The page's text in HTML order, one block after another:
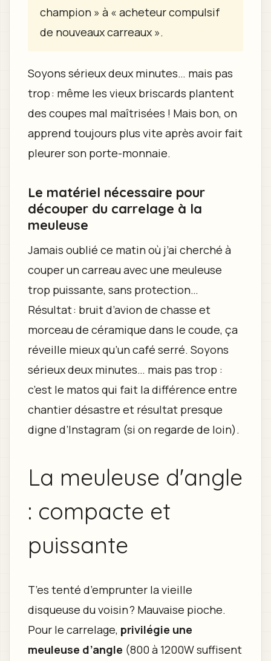
champion » à « acheteur compulsif
de nouveaux carreaux ».
Soyons sérieux deux minutes… mais pas
trop : même les vieux briscards plantent
des coupes mal maîtrisées ! Mais bon, on
apprend toujours plus vite après avoir fait
pleurer son porte-monnaie.
Le matériel nécessaire pour
découper du carrelage à la
meuleuse
Jamais oublié ce matin où j’ai cherché à
couper un carreau avec une meuleuse
trop puissante, sans protection…
Résultat : bruit d’avion de chasse et
morceau de céramique dans le coude, ça
réveille mieux qu’un café serré. Soyons
sérieux deux minutes… mais pas trop :
c’est le matos qui fait la différence entre
chantier désastre et résultat presque
digne d’Instagram (si on regarde de loin).
La meuleuse d'angle
: compacte et
puissante
T’es tenté d’emprunter la vieille
disqueuse du voisin ? Mauvaise pioche.
Pour le carrelage, privilégie une
meuleuse d’angle (800 à 1200W suffisent